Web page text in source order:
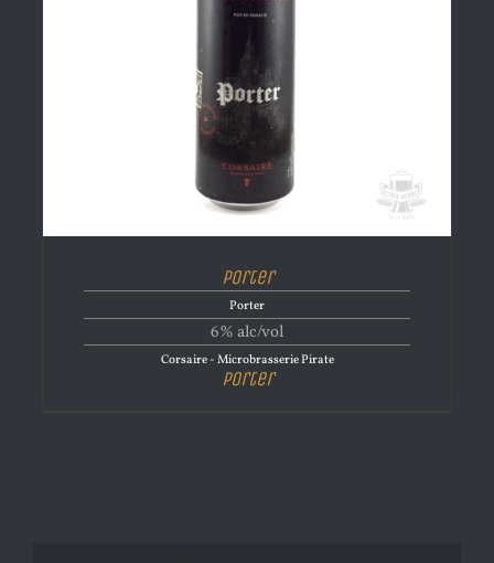
Porter
Porter
6% alc/vol
Corsaire - Microbrasserie Pirate
Porter